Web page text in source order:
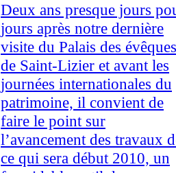
Deux ans presque jours
jours après notre dernière
visite du Palais des évêques
de Saint-Lizier et avant les
journées internationales du
patrimoine, il convient de
faire le point sur
l’avancement des travaux
ce qui sera début 2010, un